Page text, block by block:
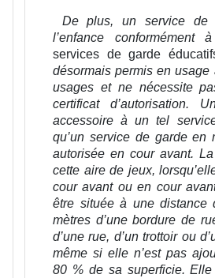
De plus, un service de
l’enfance conformément
services de garde
désormais permis en
usages et ne nécessite
certificat d’autorisation.
accessoire à un tel
qu’un service de garde en
autorisée en cour avant.
cette aire de jeux,
cour avant ou en cour
être située à une distance
mètres d’une bordure de
d’une rue, d’un trottoir ou
même si elle n’est pas
80 % de sa superficie.